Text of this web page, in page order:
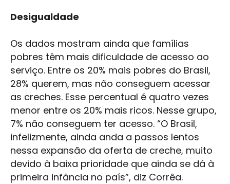
Desigualdade
Os dados mostram ainda que famílias
pobres têm mais dificuldade de acesso ao
serviço. Entre os 20% mais pobres do Brasil,
28% querem, mas não conseguem acessar
as creches. Esse percentual é quatro vezes
menor entre os 20% mais ricos. Nesse grupo,
7% não conseguem ter acesso. “O Brasil,
infelizmente, ainda anda a passos lentos
nessa expansão da oferta de creche, muito
devido à baixa prioridade que ainda se dá à
primeira infância no país”, diz Corrêa.